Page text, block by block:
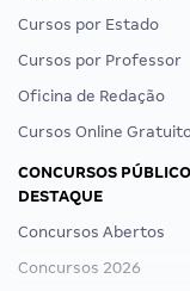
Cursos por Estado
Cursos por Professor
Oficina de Redação
Cursos Online
CONCURSOS
DESTAQUE
Concursos Abertos
Concursos 2026